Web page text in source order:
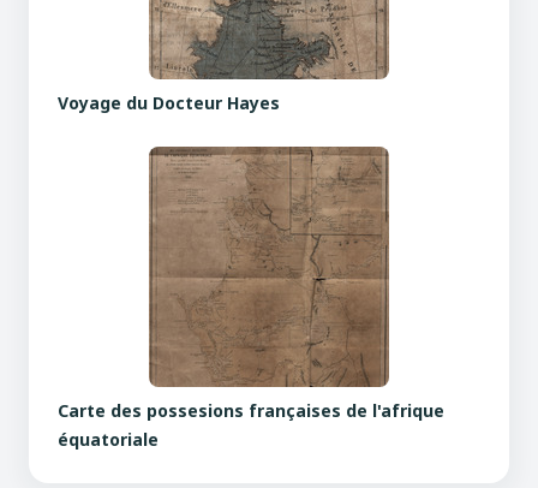
Voyage du Docteur Hayes
Carte des possesions françaises de l'afrique
équatoriale